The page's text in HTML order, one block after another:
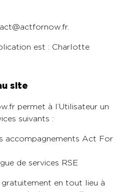
est : Charlotte
site
permet à l’Utilisateur un
suivants :
accompagnements Act For
de services RSE
en tout lieu à